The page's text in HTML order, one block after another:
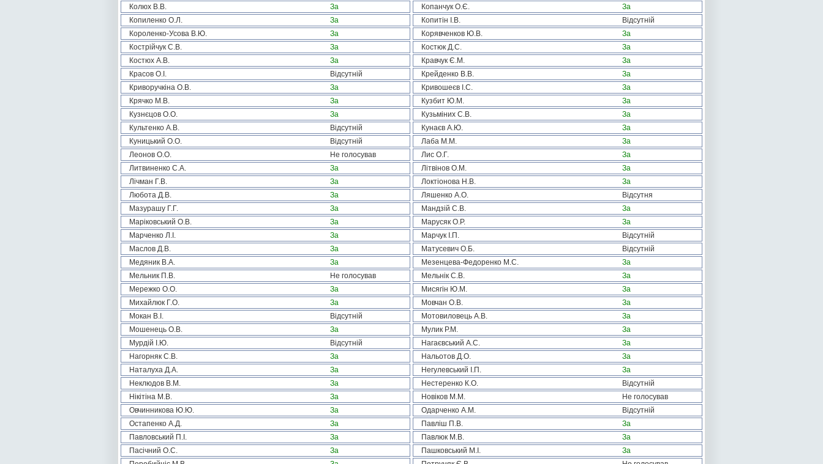
Колюх В.В.
За Копанчук О.Є.
За
Копиленко О.Л.
За Копитін І.В.
Відсутній
Короленко-Усова В.Ю.
За Корявченков Ю.В.
За
Кострійчук С.В.
За Костюк Д.С.
За
Костюх А.В.
За Кравчук Є.М.
За
Красов О.І.
Відсутній Крейденко В.В.
За
Криворучкіна О.В.
За Кривошеєв І.С.
За
Крячко М.В.
За Кузбит Ю.М.
За
Кузнєцов О.О.
За Кузьміних С.В.
За
Культенко А.В.
Відсутній Кунаєв А.Ю.
За
Куницький О.О.
Відсутній Лаба М.М.
За
Леонов О.О.
Не голосував Лис О.Г.
За
Литвиненко С.А.
За Літвінов О.М.
За
Лічман Г.В.
За Локтіонова Н.В.
За
Любота Д.В.
За Ляшенко А.О.
Відсутня
Мазурашу Г.Г.
За Мандзій С.В.
За
Маріковський О.В.
За Марусяк О.Р.
За
Марченко Л.І.
За Марчук І.П.
Відсутній
Маслов Д.В.
За Матусевич О.Б.
Відсутній
Медяник В.А.
За Мезенцева-Федоренко М.С.
За
Мельник П.В.
Не голосував Мельнік С.В.
За
Мережко О.О.
За Мисягін Ю.М.
За
Михайлюк Г.О.
За Мовчан О.В.
За
Мокан В.І.
Відсутній Мотовиловець А.В.
За
Мошенець О.В.
За Мулик Р.М.
За
Мурдій І.Ю.
Відсутній Нагаєвський А.С.
За
Нагорняк С.В.
За Нальотов Д.О.
За
Наталуха Д.А.
За Негулевський І.П.
За
Неклюдов В.М.
За Нестеренко К.О.
Відсутній
Нікітіна М.В.
За Новіков М.М.
Не голосував
Овчинникова Ю.Ю.
За Одарченко А.М.
Відсутній
Остапенко А.Д.
За Павліш П.В.
За
Павловський П.І.
За Павлюк М.В.
За
Пасічний О.С.
За Пашковський М.І.
За